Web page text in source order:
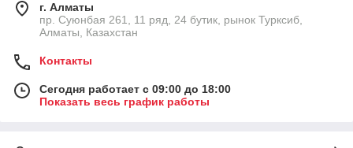
г. Алматы
пр. Суюнбая 261, 11 ряд, 24 бутик, рынок Турксиб,
Алматы, Казахстан
Контакты
Сегодня работает с 09:00 до 18:00
Показать весь график работы